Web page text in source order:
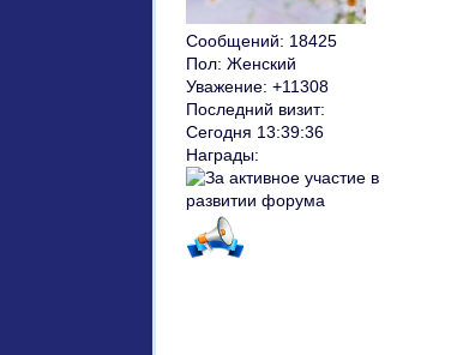
Сообщений: 18425
Пол: Женский
Уважение: +11308
Последний визит:
Сегодня 13:39:36
Награды: